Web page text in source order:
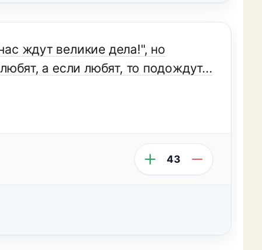
ждут великие дела!", но
а если любят, то подождут...
43